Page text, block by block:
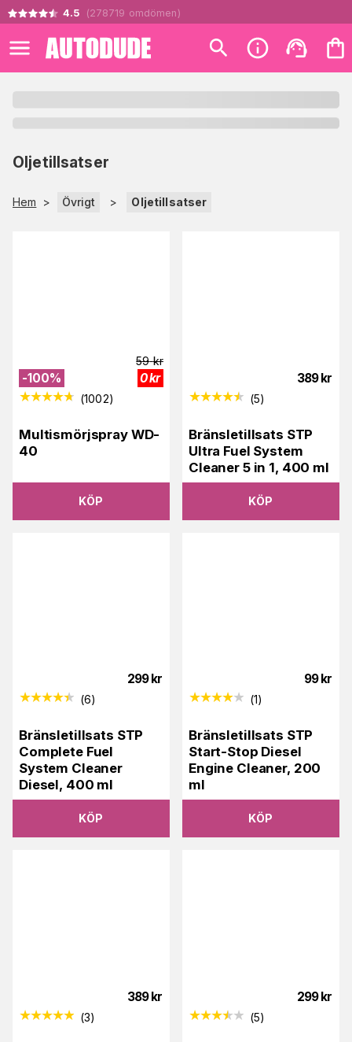
4.5 (278719 omdömen )
Oljetillsatser
Hem > Övrigt > Oljetillsatser
-100%
59 kr
0kr
(1002)
Multismörjspray WD-
40
KÖP
389 kr
(5)
Bränsletillsats STP
Ultra Fuel System
Cleaner 5 in 1, 400 ml
KÖP
299 kr
(6)
Bränsletillsats STP
Complete Fuel
System Cleaner
Diesel, 400 ml
KÖP
99 kr
(1)
Bränsletillsats STP
Start-Stop Diesel
Engine Cleaner, 200
ml
KÖP
389 kr
(3)
299 kr
(5)